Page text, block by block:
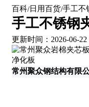
百科/日用百货/手工不
手工不锈钢
更新时间：2026-06-22
常州聚众钢结构有限